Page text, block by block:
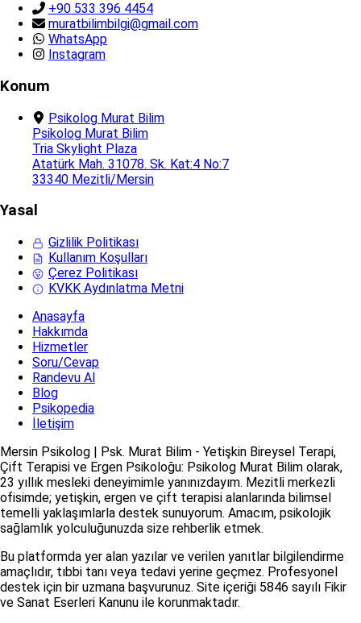
+90 533 396 4454
muratbilimbilgi@gmail.com
WhatsApp
Instagram
Konum
Psikolog Murat Bilim
Psikolog Murat Bilim
Tria Skylight Plaza
Atatürk Mah. 31078. Sk. Kat:4 No:7
33340 Mezitli/Mersin
Yasal
Gizlilik Politikası
Kullanım Koşulları
Çerez Politikası
KVKK Aydınlatma Metni
Anasayfa
Hakkımda
Hizmetler
Soru/Cevap
Randevu Al
Blog
Psikopedia
İletişim
Mersin Psikolog | Psk. Murat Bilim - Yetişkin Bireysel Terapi,
Çift Terapisi ve Ergen Psikoloğu: Psikolog Murat Bilim olarak,
23 yıllık mesleki deneyimimle yanınızdayım. Mezitli merkezli
ofisimde; yetişkin, ergen ve çift terapisi alanlarında bilimsel
temelli yaklaşımlarla destek sunuyorum. Amacım, psikolojik
sağlamlık yolculuğunuzda size rehberlik etmek.
Bu platformda yer alan yazılar ve verilen yanıtlar bilgilendirme
amaçlıdır, tıbbi tanı veya tedavi yerine geçmez. Profesyonel
destek için bir uzmana başvurunuz. Site içeriği 5846 sayılı Fikir
ve Sanat Eserleri Kanunu ile korunmaktadır.